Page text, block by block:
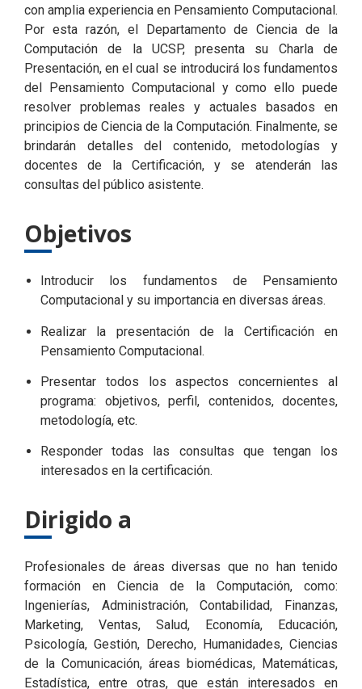
con amplia experiencia en Pensamiento Computacional.
Por esta razón, el Departamento de Ciencia de la
Computación de la UCSP, presenta su Charla de
Presentación, en el cual se introducirá los fundamentos
del Pensamiento Computacional y como ello puede
resolver problemas reales y actuales basados en
principios de Ciencia de la Computación. Finalmente, se
brindarán detalles del contenido, metodologías y
docentes de la Certificación, y se atenderán las
consultas del público asistente.
Objetivos
Introducir los fundamentos de Pensamiento
Computacional y su importancia en diversas áreas.
Realizar la presentación de la Certificación en
Pensamiento Computacional.
Presentar todos los aspectos concernientes al
programa: objetivos, perfil, contenidos, docentes,
metodología, etc.
Responder todas las consultas que tengan los
interesados en la certificación.
Dirigido a
Profesionales de áreas diversas que no han tenido
formación en Ciencia de la Computación, como:
Ingenierías, Administración, Contabilidad, Finanzas,
Marketing, Ventas, Salud, Economía, Educación,
Psicología, Gestión, Derecho, Humanidades, Ciencias
de la Comunicación, áreas biomédicas, Matemáticas,
Estadística, entre otras, que están interesados en